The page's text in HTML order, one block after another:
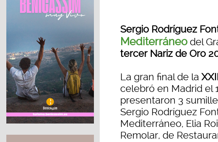
Sergio Rodríguez
Mediterráneodel
tercer Nariz de Oro
La gran final de la
celebró en Madrid el
presentaron 3
Sergio Rodríguez
Mediterráneo, Elia
Remolar, de